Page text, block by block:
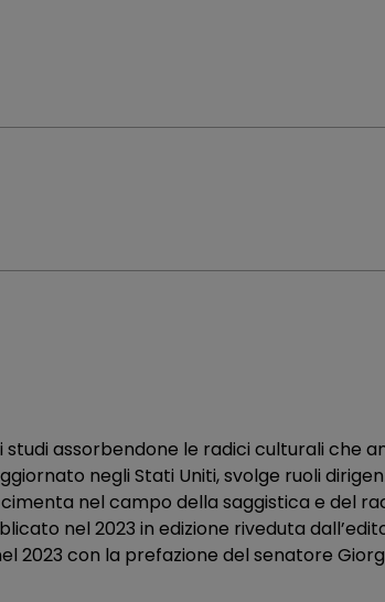
assorbendone le radici culturali che
negli Stati Uniti, svolge ruoli
nel campo della saggistica e del
nel 2023 in edizione riveduta
2023 con la prefazione del senatore